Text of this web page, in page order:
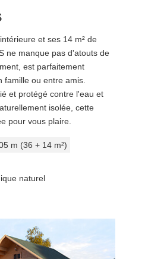
et ses 14 m² de
ne manque pas d'atouts de
est parfaitement
famille ou entre amis.
et protégé contre l'eau et
isolée, cette
pour vous plaire.
m (36 + 14 m²)
naturel